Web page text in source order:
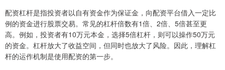
配资杠杆是指投资者以自有资金作为保证金，向配资平台借入一定比
例的资金进行股票交易。常见的杠杆倍数有1倍、2倍、5倍甚至更
高。例如，投资者有10万元本金，选择5倍杠杆，则可以操作50万元
的资金。杠杆放大了收益空间，但同时也放大了风险。因此，理解杠
杆的运作机制是使用配资的第一步。